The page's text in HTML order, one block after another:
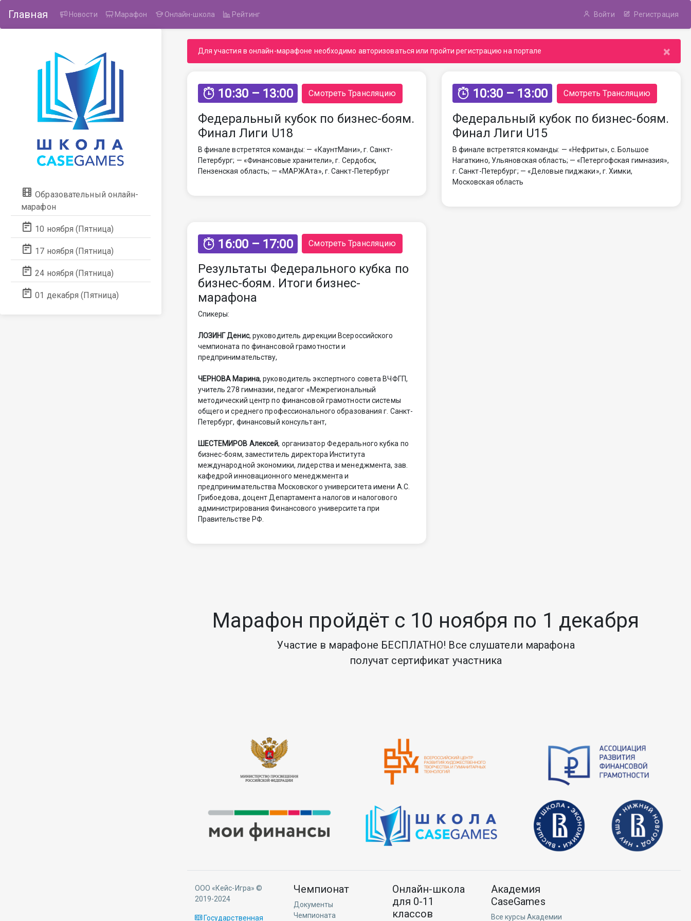
Главная Новости Марафон Онлайн-школа Рейтинг Войти Регистрация
Образовательный онлайн-
марафон
10 ноября (Пятница)
17 ноября (Пятница)
24 ноября (Пятница)
01 декабря (Пятница)
Для участия в онлайн-марафоне необходимо авторизоваться или пройти регистрацию на портале ×
10:30 – 13:00 Смотреть Трансляцию
Федеральный кубок по бизнес-боям.
Финал Лиги U18
В финале встретятся команды: — «КаунтМани», г. Санкт-
Петербург; — «Финансовые хранители», г. Сердобск,
Пензенская область; — «МАРЖАта», г. Санкт-Петербург
10:30 – 13:00 Смотреть Трансляцию
Федеральный кубок по бизнес-боям.
Финал Лиги U15
В финале встретятся команды: — «Нефриты», с. Большое
Нагаткино, Ульяновская область; — «Петергофская гимназия»,
г. Санкт-Петербург; — «Деловые пиджаки», г. Химки,
Московская область
16:00 – 17:00 Смотреть Трансляцию
Результаты Федерального кубка по
бизнес-боям. Итоги бизнес-
марафона
Спикеры:
ЛОЗИНГ Денис, руководитель дирекции Всероссийского
чемпионата по финансовой грамотности и
предпринимательству,
ЧЕРНОВА Марина, руководитель экспертного совета ВЧФГП,
учитель 278 гимназии, педагог «Межрегиональный
методический центр по финансовой грамотности системы
общего и среднего профессионального образования г. Санкт-
Петербург, финансовый консультант,
ШЕСТЕМИРОВ Алексей, организатор Федерального кубка по
бизнес-боям, заместитель директора Института
международной экономики, лидерства и менеджмента, зав.
кафедрой инновационного менеджмента и
предпринимательства Московского университета имени А.С.
Грибоедова, доцент Департамента налогов и налогового
администрирования Финансового университета при
Правительстве РФ.
Марафон пройдёт с 10 ноября по 1 декабря
Участие в марафоне БЕСПЛАТНО! Все слушатели марафона
получат сертификат участника
ООО «Кейс-Игра» ©
2019-2024
Государственная
Чемпионат
Документы
Чемпионата
Онлайн-школа
для 0-11
классов
Академия
CaseGames
Все курсы Академии